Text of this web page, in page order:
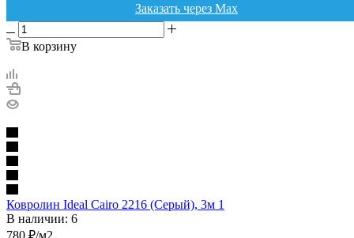
Заказать через Max
В корзину
Ковролин Ideal Cairo 2216 (Серый), 3м 1
В наличии: 6
780 ₽/м2